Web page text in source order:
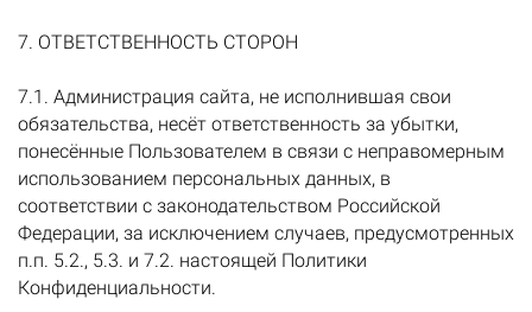
7. ОТВЕТСТВЕННОСТЬ СТОРОН
7.1. Администрация сайта, не исполнившая свои
обязательства, несёт ответственность за убытки,
понесённые Пользователем в связи с неправомерным
использованием персональных данных, в
соответствии с законодательством Российской
Федерации, за исключением случаев, предусмотренных
п.п. 5.2., 5.3. и 7.2. настоящей Политики
Конфиденциальности.